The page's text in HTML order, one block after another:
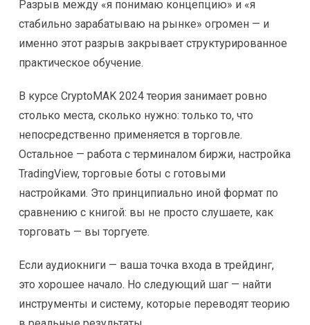
Разрыв между «я понимаю концепцию» и «я
стабильно зарабатываю на рынке» огромен — и
именно этот разрыв закрывает структурированное
практическое обучение.
В курсе CryptoMAK 2024 теория занимает ровно
столько места, сколько нужно: только то, что
непосредственно применяется в торговле.
Остальное — работа с терминалом биржи, настройка
TradingView, торговые боты с готовыми
настройками. Это принципиально иной формат по
сравнению с книгой: вы не просто слушаете, как
торговать — вы торгуете.
Если аудиокниги — ваша точка входа в трейдинг,
это хорошее начало. Но следующий шаг — найти
инструменты и систему, которые переводят теорию